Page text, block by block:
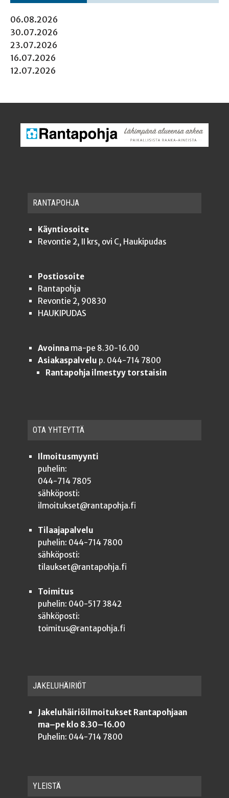
06.08.2026
30.07.2026
23.07.2026
16.07.2026
12.07.2026
RAN­TA­POH­JA
Käyntiosoite
Revontie 2, II krs, ovi C, Haukipudas
Postiosoite
Rantapohja
Revontie 2, 90830
HAUKIPUDAS
Avoinnama-pe 8.30-16.00
Asiakaspalvelu p. 044-714 7800
Rantapohja ilmestyy torstaisin
OTA YHTEYT­TÄ
Ilmoitusmyynti
puhelin:
044-714 7805
sähköposti:
ilmoitukset@rantapohja.fi
Tilaajapalvelu
puhelin: 044-714 7800
sähköposti:
tilaukset@rantapohja.fi
Toimitus
puhelin: 040-517 3842
sähköposti:
toimitus@rantapohja.fi
JAKE­LU­HÄI­RIÖT
Jakeluhäiriöilmoitukset Rantapohjaan
ma–pe klo 8.30–16.00
Puhelin: 044-714 7800
YLEISTÄ